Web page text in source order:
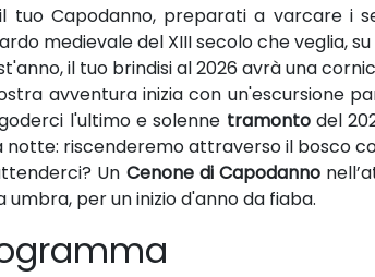
tuo Capodanno, preparati a varcare i
medievale del XIII secolo che veglia,
il tuo brindisi al 2026 avrà una
avventura inizia con un'escursione
l'ultimo e solenne tramontodel
notte: riscenderemo attraverso il bosco
Un Cenone di Capodanno
umbra, per un inizio d'anno da fiaba.